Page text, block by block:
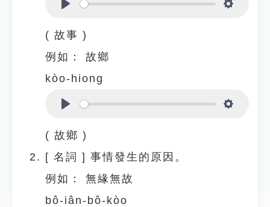
( 故事 )
例如：
故鄉
kòo-hiong
( 故鄉 )
[ 名詞 ] 事情發生的原因。
例如：
無緣無故
bô-iân-bô-kòo